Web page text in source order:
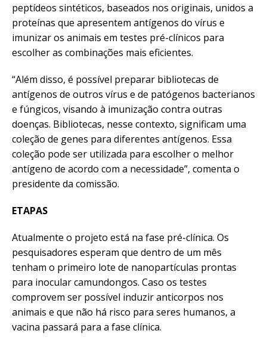
peptídeos sintéticos, baseados nos originais, unidos a
proteínas que apresentem antígenos do vírus e
imunizar os animais em testes pré-clínicos para
escolher as combinações mais eficientes.
“Além disso, é possível preparar bibliotecas de
antígenos de outros vírus e de patógenos bacterianos
e fúngicos, visando à imunização contra outras
doenças. Bibliotecas, nesse contexto, significam uma
coleção de genes para diferentes antígenos. Essa
coleção pode ser utilizada para escolher o melhor
antígeno de acordo com a necessidade”, comenta o
presidente da comissão.
ETAPAS
Atualmente o projeto está na fase pré-clínica. Os
pesquisadores esperam que dentro de um mês
tenham o primeiro lote de nanopartículas prontas
para inocular camundongos. Caso os testes
comprovem ser possível induzir anticorpos nos
animais e que não há risco para seres humanos, a
vacina passará para a fase clínica.